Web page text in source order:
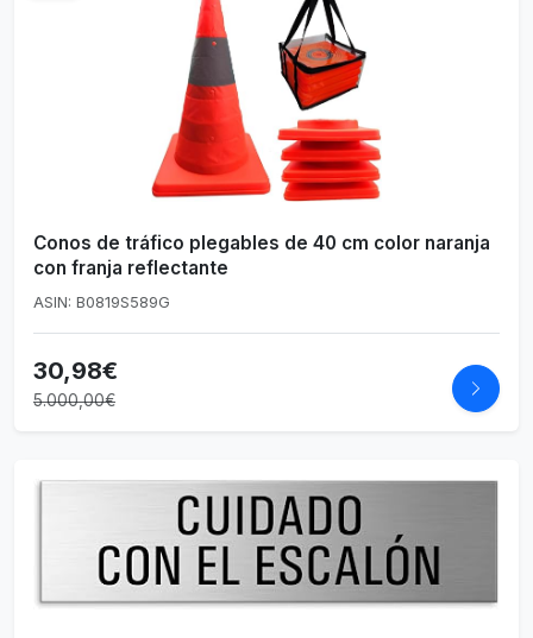
Conos de tráfico plegables de 40 cm color naranja
con franja reflectante
ASIN: B0819S589G
30,98€
5.000,00€